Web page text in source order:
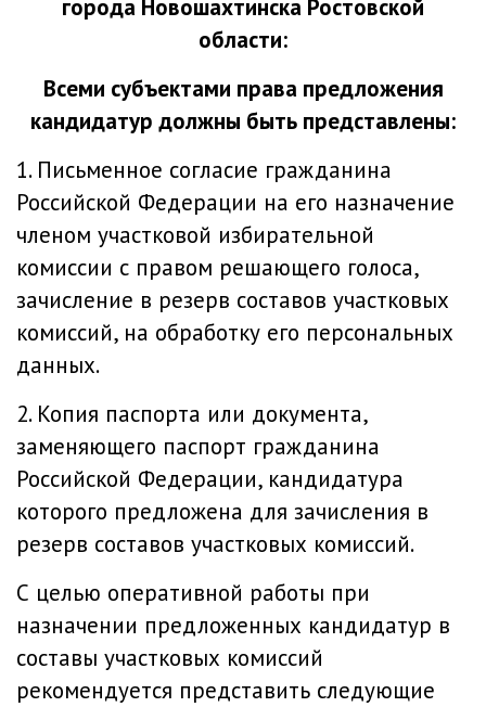
города Новошахтинска Ростовской
области:
Всеми субъектами права предложения
кандидатур должны быть представлены:
1. Письменное согласие гражданина
Российской Федерации на его назначение
членом участковой избирательной
комиссии с правом решающего голоса,
зачисление в резерв составов участковых
комиссий, на обработку его персональных
данных.
2. Копия паспорта или документа,
заменяющего паспорт гражданина
Российской Федерации, кандидатура
которого предложена для зачисления в
резерв составов участковых комиссий.
С целью оперативной работы при
назначении предложенных кандидатур в
составы участковых комиссий
рекомендуется представить следующие